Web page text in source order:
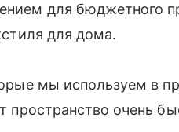
для бюджетного
для дома.
мы используем в
пространство очень